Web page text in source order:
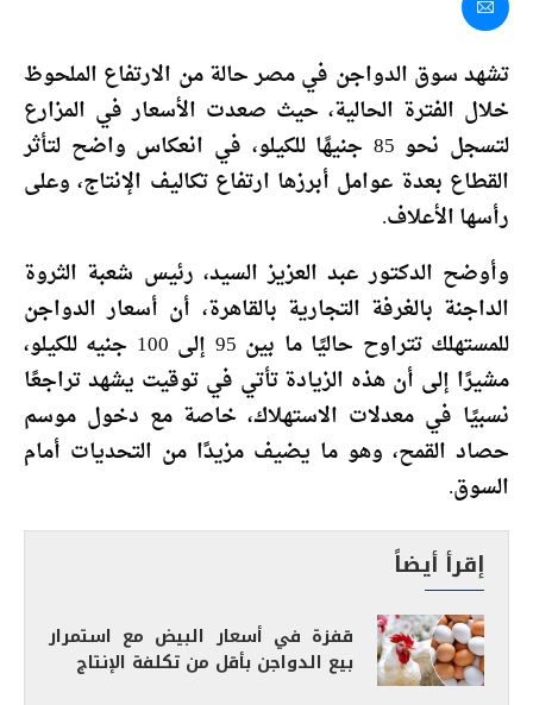
تشهد سوق الدواجن في مصر حالة من الارتفاع الملحوظ
خلال الفترة الحالية، حيث صعدت الأسعار في المزارع
لتسجل نحو 85 جنيهًا للكيلو، في انعكاس واضح لتأثر
القطاع بعدة عوامل أبرزها ارتفاع تكاليف الإنتاج، وعلى
رأسها الأعلاف.
وأوضح الدكتور عبد العزيز السيد، رئيس شعبة الثروة
الداجنة بالغرفة التجارية بالقاهرة، أن أسعار الدواجن
للمستهلك تتراوح حاليًا ما بين 95 إلى 100 جنيه للكيلو،
مشيرًا إلى أن هذه الزيادة تأتي في توقيت يشهد تراجعًا
نسبيًا في معدلات الاستهلاك، خاصة مع دخول موسم
حصاد القمح، وهو ما يضيف مزيدًا من التحديات أمام
السوق.
إقرأ أيضاً
قفزة في أسعار البيض مع استمرار
بيع الدواجن بأقل من تكلفة الإنتاج